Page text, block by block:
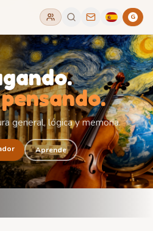
G
general, lógica y memoria.
Aprende